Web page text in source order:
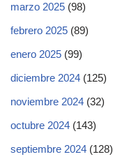
marzo 2025 (98)
febrero 2025 (89)
enero 2025 (99)
diciembre 2024 (125)
noviembre 2024 (32)
octubre 2024 (143)
septiembre 2024 (128)